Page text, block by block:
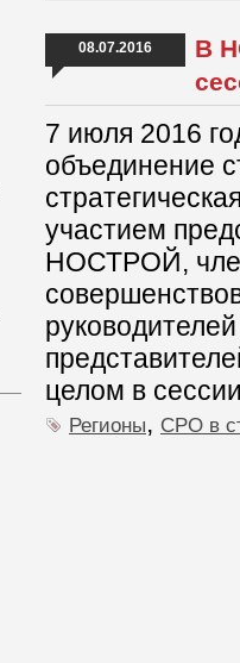
08.07.2016
В
7 июля 2016
объединение
участием
НОСТРОЙ,
целом в
Регионы, СРО в